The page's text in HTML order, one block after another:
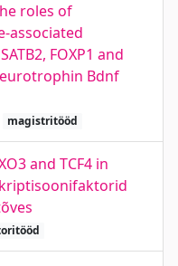
roles of
associated
FOXP1 and
Bdnf
magistritööd
and TCF4 in